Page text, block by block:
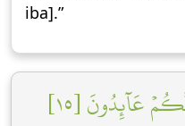
iba].”
عَآئِدُونَ [١٥]